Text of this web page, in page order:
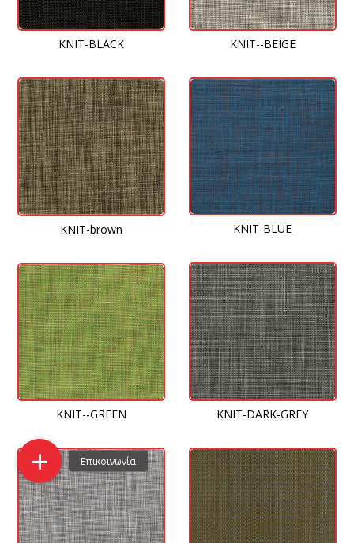
KNIT--BEIGE
KNIT-BLACK
KNIT-BLUE
KNIT-brown
KNIT-DARK-GREY
KNIT--GREEN